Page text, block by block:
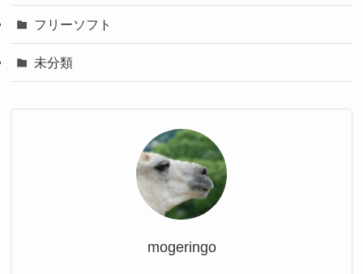
フリーソフト
未分類
mogeringo